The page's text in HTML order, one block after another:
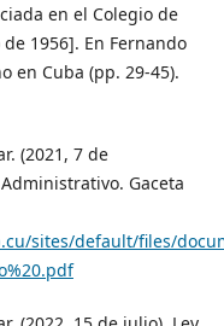
en el Colegio de
1956]. En Fernando
en Cuba (pp. 29-45).
(2021, 7 de
Gaceta
sites/default/files/